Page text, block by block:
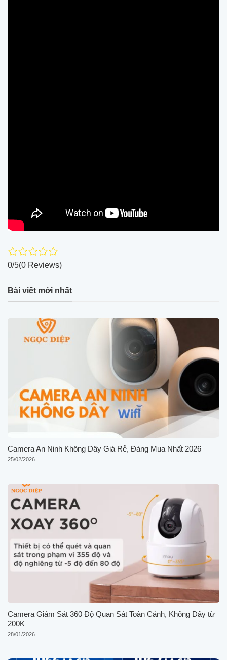
0/5(0 Reviews)
Bài viết mới nhất
Camera An Ninh Không Dây Giá Rẻ, Đáng Mua Nhất 2026
25/02/2026
Camera Giám Sát 360 Độ Quan Sát Toàn Cảnh, Không Dây từ
200K
28/01/2026